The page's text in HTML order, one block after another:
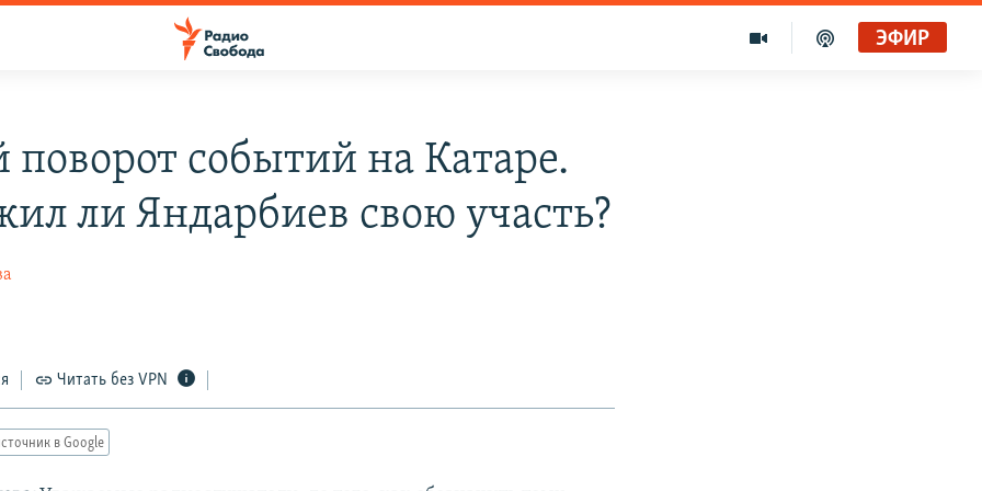
ЭФИР
событий на Катаре.
ли Яндарбиев свою участь?
Читать без VPN
в Google